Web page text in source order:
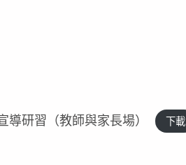
研習（教師與家長場） 下載